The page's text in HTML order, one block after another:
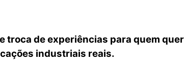
troca de experiências para quem
industriais reais.